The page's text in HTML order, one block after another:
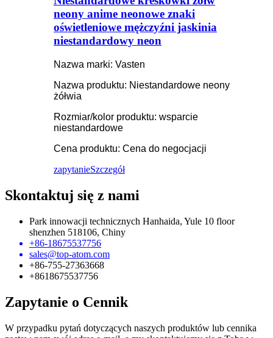
neony anime neonowe znaki
oświetleniowe mężczyźni jaskinia
niestandardowy neon
Nazwa marki: Vasten
Nazwa produktu: Niestandardowe neony
żółwia
Rozmiar/kolor produktu: wsparcie
niestandardowe
Cena produktu: Cena do negocjacji
zapytanieSzczegół
Skontaktuj się z nami
Park innowacji technicznych Hanhaida, Yule 10 floor
shenzhen 518106, Chiny
+86-18675537756
sales@top-atom.com
+86-755-27363668
+8618675537756
Zapytanie o Cennik
W przypadku pytań dotyczących naszych produktów lub cennika